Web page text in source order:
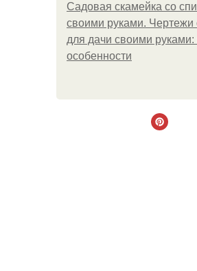
Садовая скамейка со
своими руками. Чертежи
для дачи своими
особенности